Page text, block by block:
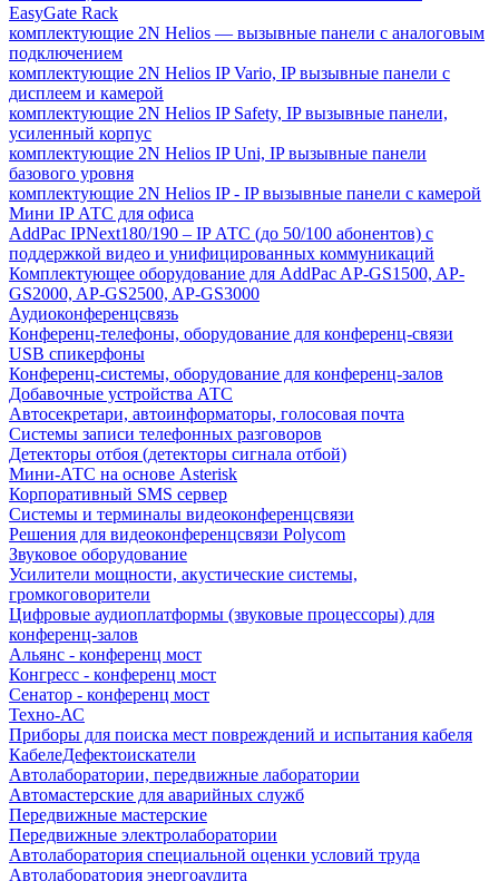
EasyGate Rack
комплектующие 2N Helios — вызывные панели с аналоговым
подключением
комплектующие 2N Helios IP Vario, IP вызывные панели с
дисплеем и камерой
комплектующие 2N Helios IP Safety, IP вызывные панели,
усиленный корпус
комплектующие 2N Helios IP Uni, IP вызывные панели
базового уровня
комплектующие 2N Helios IP - IP вызывные панели с камерой
Мини IP АТС для офиса
AddPac IPNext180/190 – IP АТС (до 50/100 абонентов) с
поддержкой видео и унифицированных коммуникаций
Комплектующее оборудование для AddPac AP-GS1500, AP-
GS2000, AP-GS2500, AP-GS3000
Аудиоконференцсвязь
Конференц-телефоны, оборудование для конференц-связи
USB спикерфоны
Конференц-системы, оборудование для конференц-залов
Добавочные устройства АТС
Автосекретари, автоинформаторы, голосовая почта
Системы записи телефонных разговоров
Детекторы отбоя (детекторы сигнала отбой)
Мини-АТС на основе Asterisk
Корпоративный SMS сервер
Системы и терминалы видеоконференцсвязи
Решения для видеоконференцсвязи Polycom
Звуковое оборудование
Усилители мощности, акустические системы,
громкоговорители
Цифровые аудиоплатформы (звуковые процессоры) для
конференц-залов
Альянс - конференц мост
Конгресс - конференц мост
Сенатор - конференц мост
Техно-АС
Приборы для поиска мест повреждений и испытания кабеля
КабелеДефектоискатели
Автолаборатории, передвижные лаборатории
Автомастерские для аварийных служб
Передвижные мастерские
Передвижные электролаборатории
Автолаборатория специальной оценки условий труда
Автолаборатория энергоаудита